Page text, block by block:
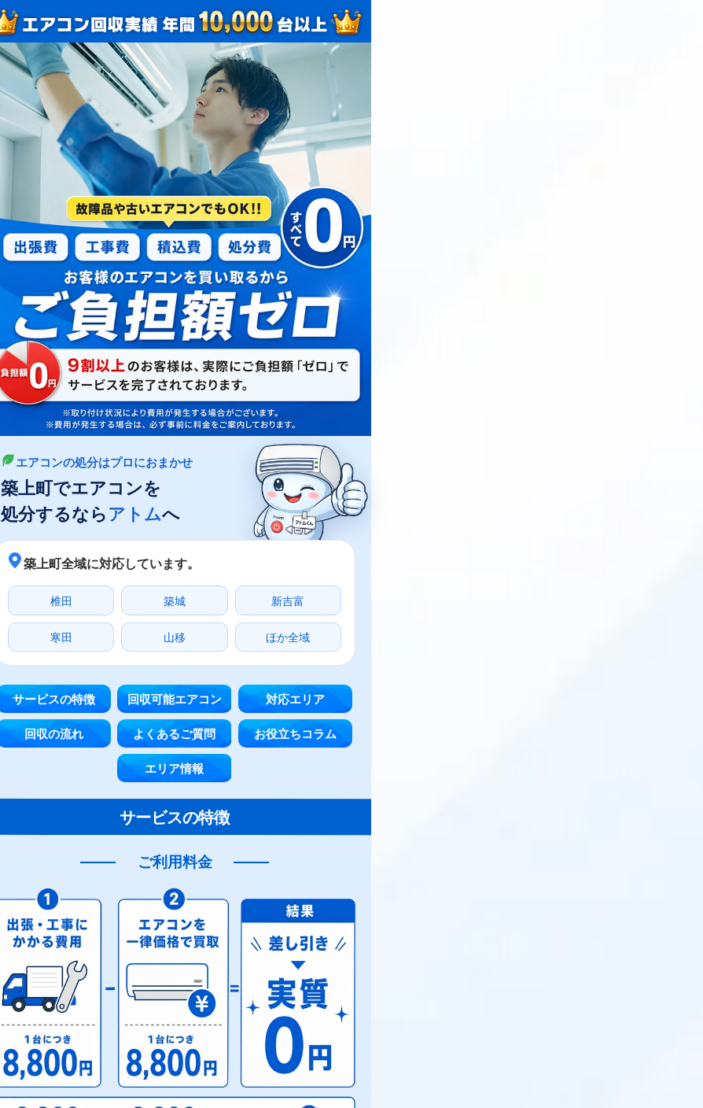
エアコンの処分はプロにおまかせ
築上町でエアコンを
処分するならアトムへ
築上町全域に対応しています。
椎田 築城 新吉富
寒田 山移 ほか全域
サービスの特徴 回収可能エアコン
対応エリア
回収の流れ
よくあるご質問
お役立ちコラム
エリア情報
サービスの特徴
ご利用料金